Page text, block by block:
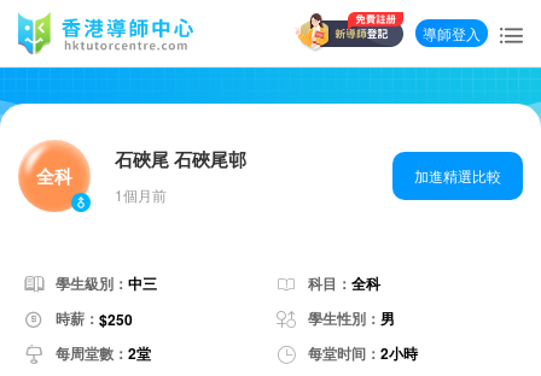
導師登入
全科
石硤尾 石硤尾邨
1個月前
加進精選比較
學生級別： 中三 科目： 全科
時薪： $250 學生性別： 男
每周堂數： 2堂 每堂时间： 2小時